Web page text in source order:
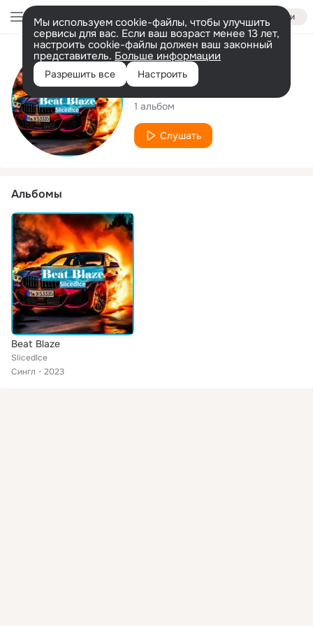
Войти
Мы используем cookie-файлы, чтобы улучшить
сервисы для вас. Если ваш возраст менее 13 лет,
настроить cookie-файлы должен ваш законный
представитель. Больше информации
Разрешить все Настроить
Исполнитель
SlicedIce
1 альбом
Слушать
Альбомы
Beat Blaze
SlicedIce
Сингл
2023